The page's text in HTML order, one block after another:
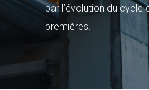
par l’évolution du cycle
premières.